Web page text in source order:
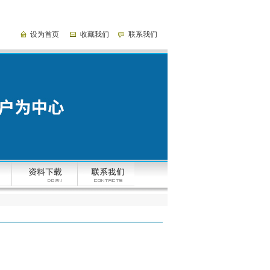
设为首页 收藏我们 联系我们